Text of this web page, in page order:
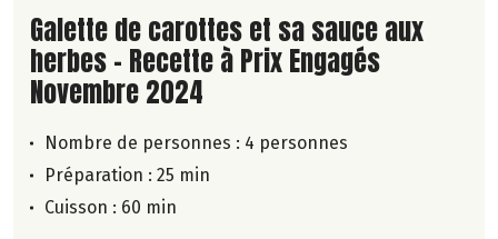
Lire la suite de la recette
Galette de carottes et sa sauce aux
herbes - Recette à Prix Engagés
Novembre 2024
Nombre de personnes : 4 personnes
Préparation : 25 min
Cuisson : 60 min